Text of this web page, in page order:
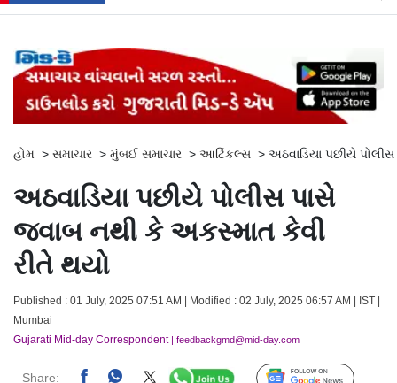
હોમ > સમાચાર > મુંબઈ સમાચાર > આર્ટિકલ્સ > અઠવાડિયા પછીયે
અઠવાડિયા પછીયે પોલીસ પાસે
જવાબ નથી કે અકસ્માત કેવી
રીતે થયો
Published : 01 July, 2025 07:51 AM | Modified : 02 July, 2025 06:57 AM | IST |
Mumbai
Gujarati Mid-day Correspondent| feedbackgmd@mid-day.com
Share: Follow Us